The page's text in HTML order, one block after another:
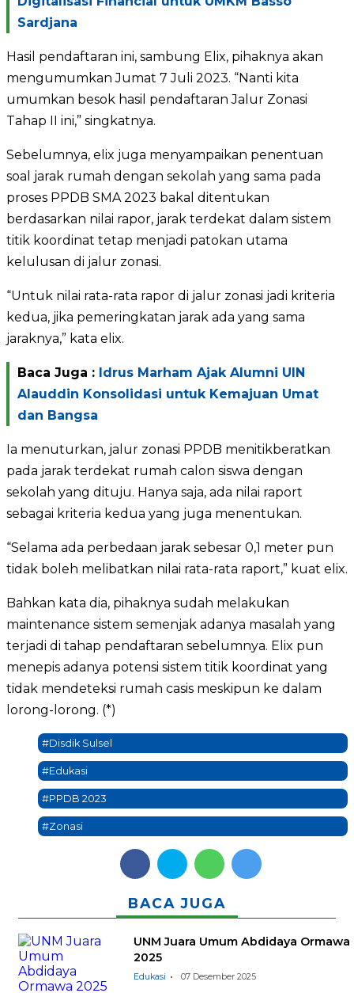
Sardjana
Hasil pendaftaran ini, sambung Elix, pihaknya akan
mengumumkan Jumat 7 Juli 2023. “Nanti kita
umumkan besok hasil pendaftaran Jalur Zonasi
Tahap II ini,” singkatnya.
Sebelumnya, elix juga menyampaikan penentuan
soal jarak rumah dengan sekolah yang sama pada
proses PPDB SMA 2023 bakal ditentukan
berdasarkan nilai rapor, jarak terdekat dalam sistem
titik koordinat tetap menjadi patokan utama
kelulusan di jalur zonasi.
“Untuk nilai rata-rata rapor di jalur zonasi jadi kriteria
kedua, jika pemeringkatan jarak ada yang sama
jaraknya,” kata elix.
Baca Juga : Idrus Marham Ajak Alumni UIN
Alauddin Konsolidasi untuk Kemajuan Umat
dan Bangsa
Ia menuturkan, jalur zonasi PPDB menitikberatkan
pada jarak terdekat rumah calon siswa dengan
sekolah yang dituju. Hanya saja, ada nilai raport
sebagai kriteria kedua yang juga menentukan.
“Selama ada perbedaan jarak sebesar 0,1 meter pun
tidak boleh melibatkan nilai rata-rata raport,” kuat elix.
Bahkan kata dia, pihaknya sudah melakukan
maintenance sistem semenjak adanya masalah yang
terjadi di tahap pendaftaran sebelumnya. Elix pun
menepis adanya potensi sistem titik koordinat yang
tidak mendeteksi rumah casis meskipun ke dalam
lorong-lorong. (*)
#Disdik Sulsel
#Edukasi
#PPDB 2023
#Zonasi
BACA JUGA
UNM Juara Umum Abdidaya Ormawa
2025
Edukasi 07 Desember 2025